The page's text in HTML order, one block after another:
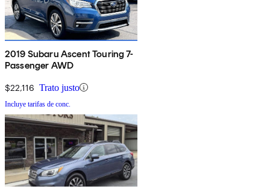
2019 Subaru Ascent Touring 7-
Passenger AWD
$22,116 Trato justo
Incluye tarifas de conc.